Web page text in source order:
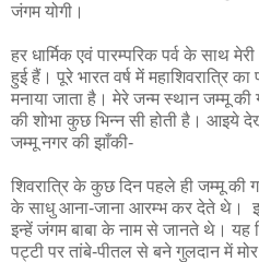
जंगम योगी।
हर धार्मिक एवं पारम्परिक पर्व के साथ
हुई हैं। पूरे भारत वर्ष में महाशिवरात्रि
मनाया जाता है। मेरे जन्म स्थान जम्मू की
की शोभा कुछ भिन्न सी होती है। आइये
जम्मू नगर की झाँकी-
शिवरात्रि के कुछ दिन पहले ही जम्मू की
के साधु आना-जाना आरम्भ कर देते थे।
इन्हें जंगम बाबा के नाम से जानते थे। यह
पट्टी पर तांबे-पीतल से बने गुलदान में